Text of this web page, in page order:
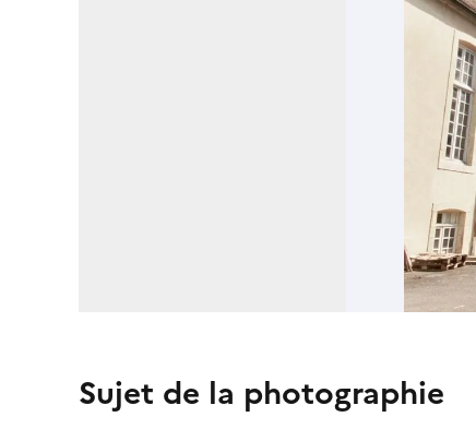
Sujet de la photographie